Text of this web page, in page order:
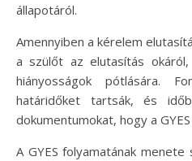
állapotáról.
Amennyiben a kérelem
a szülőt az elutasítás
hiányosságok pótlására.
határidőket tartsák, és
dokumentumokat, hogy a
A GYES folyamatának